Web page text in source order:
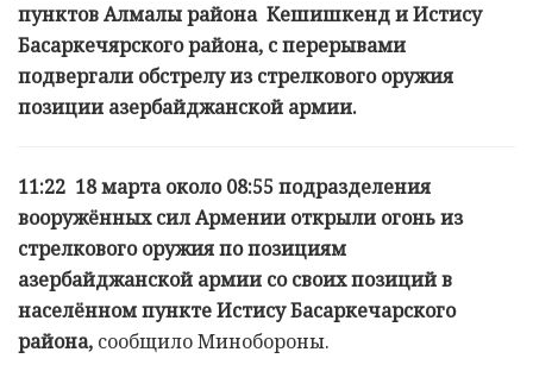
пунктов Алмалы района Кешишкенд и Истису
Басаркечярского района, с перерывами
подвергали обстрелу из стрелкового оружия
позиции азербайджанской армии.
11:22 18 марта около 08:55 подразделения
вооружённых сил Армении открыли огонь из
стрелкового оружия по позициям
азербайджанской армии со своих позиций в
населённом пункте Истису Басаркечарского
района, cообщило Минобороны.